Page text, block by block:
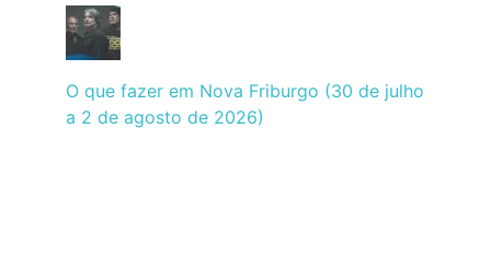
O que fazer em Nova Friburgo (30 de julho
a 2 de agosto de 2026)